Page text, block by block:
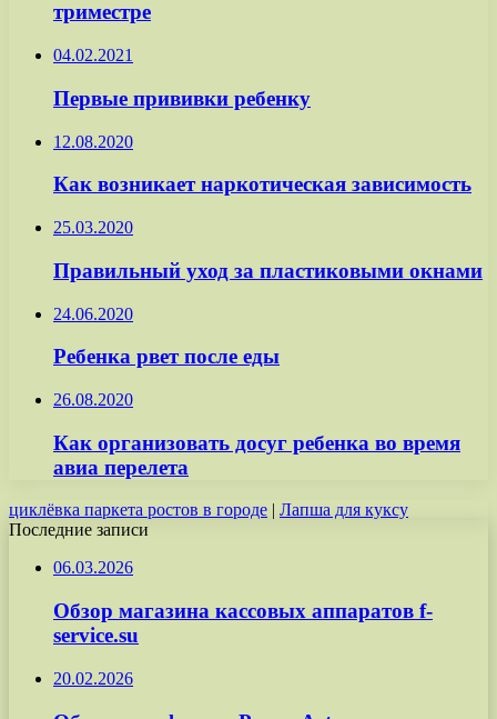
триместре
04.02.2021
Первые прививки ребенку
12.08.2020
Как возникает наркотическая зависимость
25.03.2020
Правильный уход за пластиковыми окнами
24.06.2020
Ребенка рвет после еды
26.08.2020
Как организовать досуг ребенка во время
авиа перелета
циклёвка паркета ростов в городе | Лапша для куксу
Последние записи
06.03.2026
Обзор магазина кассовых аппаратов f-
service.su
20.02.2026